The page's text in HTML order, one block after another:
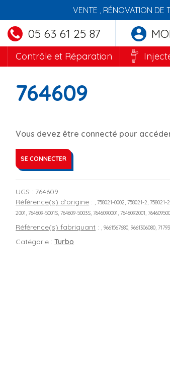
VENTE , RÉNOVATION DE
05 63 61 25 87
Contrôle et Réparation
764609
Vous devez être connecté pour
SE CONNECTER
UGS : 764609
Référence(s) d'origine :
, 758021-0002, 758021-2,
2001, 764609-5001S, 764609-5003S, 7646090001, 7646092001,
Référence(s) fabriquant : , 9661567680, 9661306080,
Catégorie :Turbo